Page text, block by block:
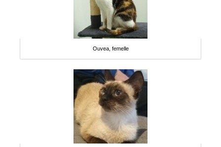
Ouvea, femelle